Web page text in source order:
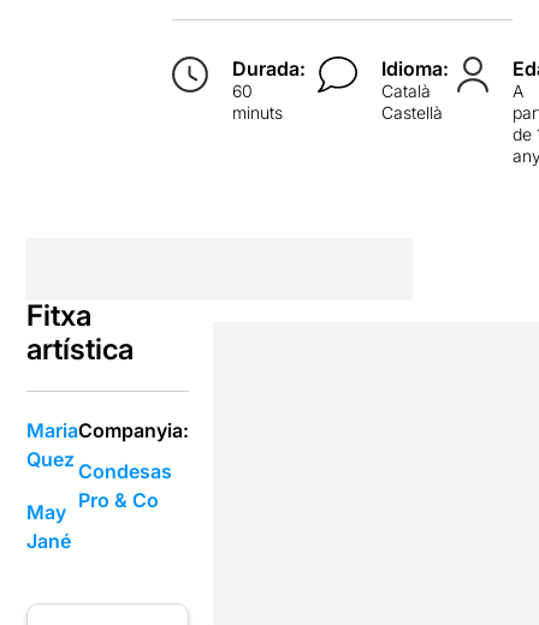
Durada:
60
minuts
Idioma:
Català
Castellà
A
de
Fitxa
artística
Maria
Quez
May
Jané
Companyia:
Condesas
Pro & Co